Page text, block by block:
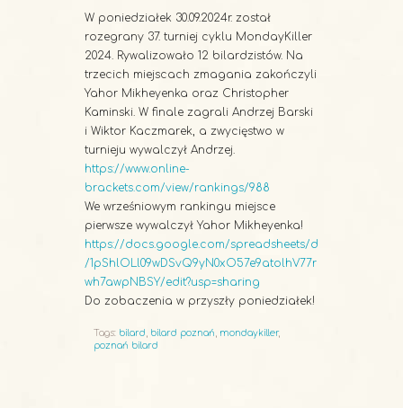
W poniedziałek 30.09.2024r. został
rozegrany 37. turniej cyklu MondayKiller
2024. Rywalizowało 12 bilardzistów. Na
trzecich miejscach zmagania zakończyli
Yahor Mikheyenka oraz Christopher
Kaminski. W finale zagrali Andrzej Barski
i Wiktor Kaczmarek, a zwycięstwo w
turnieju wywalczył Andrzej.
https://www.online-
brackets.com/view/rankings/988
We wrześniowym rankingu miejsce
pierwsze wywalczył Yahor Mikheyenka!
https://docs.google.com/spreadsheets/d
/1pShlOLl09wDSvQ9yN0xO57e9atolhV77r
wh7awpNBSY/edit?usp=sharing
Do zobaczenia w przyszły poniedziałek!
Tags: bilard bilard poznań mondaykiller,
poznań bilard